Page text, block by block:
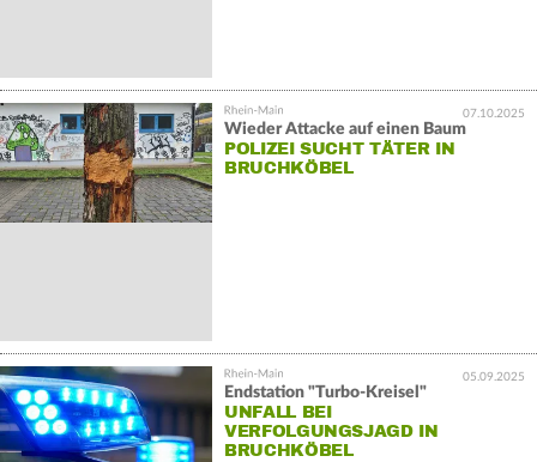
07.10.2025
Wieder Attacke auf einen Baum
POLIZEI SUCHT TÄTER IN
BRUCHKÖBEL
05.09.2025
Endstation "Turbo-Kreisel"
UNFALL BEI
VERFOLGUNGSJAGD IN
BRUCHKÖBEL